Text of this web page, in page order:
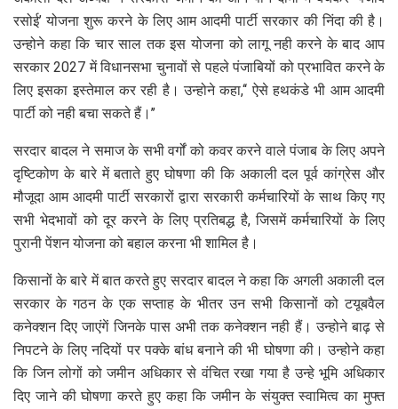
रसोई’ योजना शुरू करने के लिए आम आदमी पार्टी सरकार की निंदा की है।
उन्होने कहा कि चार साल तक इस योजना को लागू नही करने के बाद आप
सरकार 2027 में विधानसभा चुनावों से पहले पंजाबियों को प्रभावित करने के
लिए इसका इस्तेमाल कर रही है। उन्होने कहा,‘‘ ऐसे हथकंडे भी आम आदमी
पार्टी को नही बचा सकते हैं।’’
सरदार बादल ने समाज के सभी वर्गों को कवर करने वाले पंजाब के लिए अपने
दृष्टिकोण के बारे में बताते हुए घोषणा की कि अकाली दल पूर्व कांग्रेस और
मौजूदा आम आदमी पार्टी सरकारों द्वारा सरकारी कर्मचारियों के साथ किए गए
सभी भेदभावों को दूर करने के लिए प्रतिबद्ध है, जिसमें कर्मचारियों के लिए
पुरानी पेंशन योजना को बहाल करना भी शामिल है।
किसानों के बारे में बात करते हुए सरदार बादल ने कहा कि अगली अकाली दल
सरकार के गठन के एक सप्ताह के भीतर उन सभी किसानों को टयूबवैल
कनेक्शन दिए जाएंगें जिनके पास अभी तक कनेक्शन नही हैं। उन्होने बाढ़ से
निपटने के लिए नदियों पर पक्के बांध बनाने की भी घोषणा की। उन्होने कहा
कि जिन लोगों को जमीन अधिकार से वंचित रखा गया है उन्हे भूमि अधिकार
दिए जाने की घोषणा करते हुए कहा कि जमीन के संयुक्त स्वामित्व का मुफ्त